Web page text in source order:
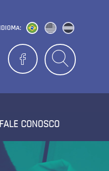
IDIOMA:
FALE CONOSCO
CONTATO